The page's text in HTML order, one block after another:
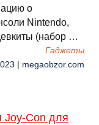
о
Nintendo,
(набор …
Гаджеты
| megaobzor.com
Joy-Con для